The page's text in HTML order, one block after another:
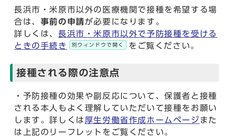
長浜市・米原市以外の医療機関で接種を希望する場
合は、 事前の申請が必要になります。
詳しくは、 長浜市・米原市以外で予防接種を受ける
ときの手続き
別ウィンドウで開く をご覧ください。
接種される際の注意点
・予防接種の効果や副反応について、保護者と接種
される本人もよく理解していただいて接種をお願い
します。詳しくは 厚生労働省作成ホームページまた
は上記のリーフレットをご覧ください。